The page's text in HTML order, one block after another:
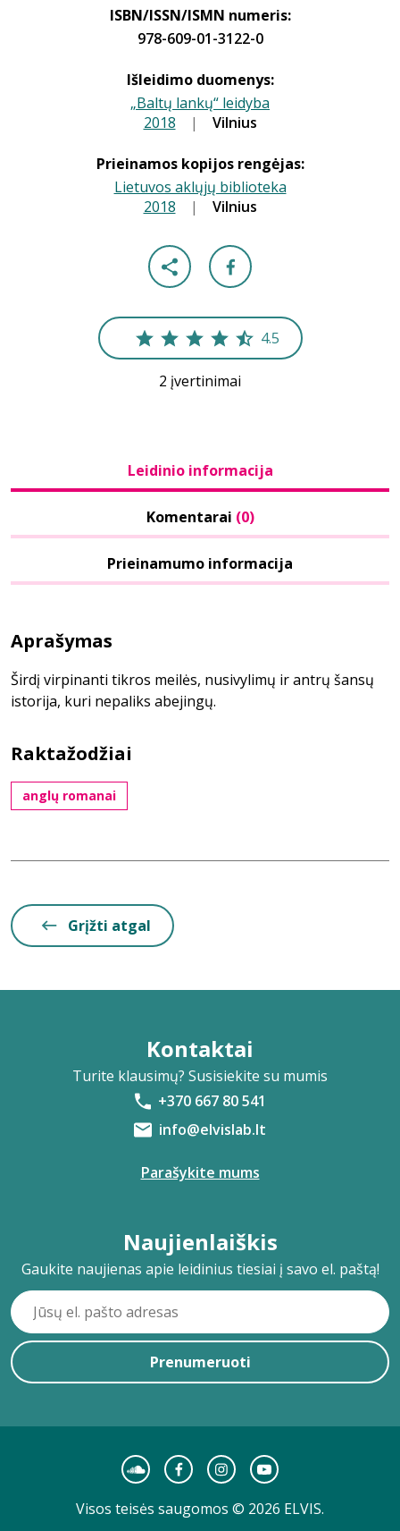
ISBN/ISSN/ISMN numeris:
978-609-01-3122-0
Išleidimo duomenys:
„Baltų lankų“ leidyba
2018 | Vilnius
Prieinamos kopijos rengėjas:
Lietuvos aklųjų biblioteka
2018 | Vilnius
4.5
2 įvertinimai
Leidinio informacija
Komentarai (0)
Prieinamumo informacija
Aprašymas
Širdį virpinanti tikros meilės, nusivylimų ir antrų šansų
istorija, kuri nepaliks abejingų.
Raktažodžiai
anglų romanai
Grįžti atgal
Kontaktai
Turite klausimų? Susisiekite su mumis
+370 667 80 541
info@elvislab.lt
Parašykite mums
Naujienlaiškis
Gaukite naujienas apie leidinius tiesiai į savo el. paštą!
Prenumeruoti
Visos teisės saugomos © 2026 ELVIS.